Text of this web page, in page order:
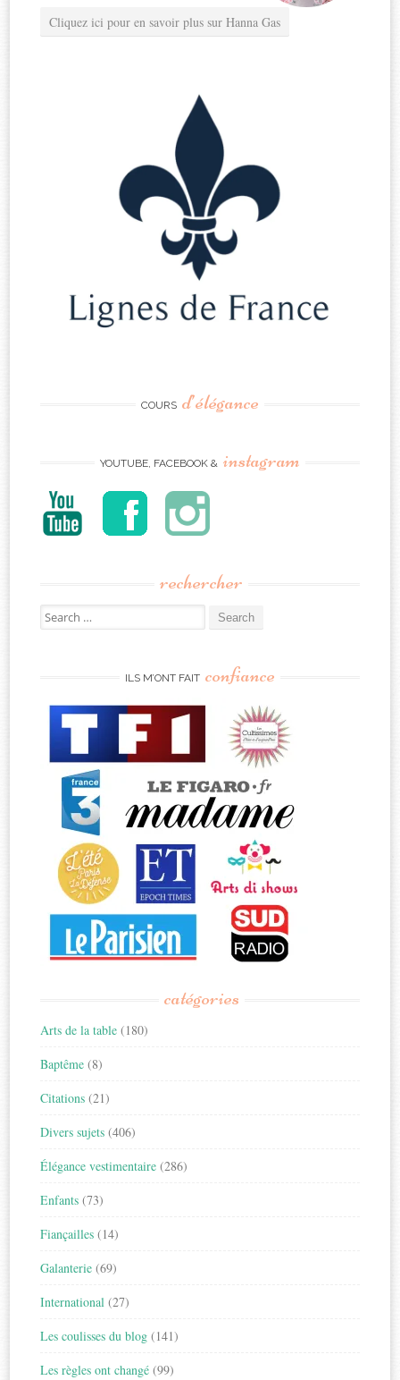
Cliquez ici pour en savoir plus sur Hanna Gas
COURS d’élégance
YOUTUBE, FACEBOOK & instagram
rechercher
Search
for:
ILS M’ONT FAIT confiance
catégories
Arts de la table (180)
Baptême (8)
Citations (21)
Divers sujets (406)
Élégance vestimentaire (286)
Enfants (73)
Fiançailles (14)
Galanterie (69)
International (27)
Les coulisses du blog (141)
Les règles ont changé (99)